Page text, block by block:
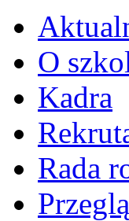
O
Kadra
Rada